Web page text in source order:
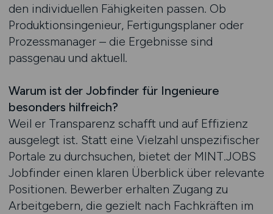
den individuellen Fähigkeiten passen. Ob
Produktionsingenieur, Fertigungsplaner oder
Prozessmanager – die Ergebnisse sind
passgenau und aktuell.
Warum ist der Jobfinder für Ingenieure
besonders hilfreich?
Weil er Transparenz schafft und auf Effizienz
ausgelegt ist. Statt eine Vielzahl unspezifischer
Portale zu durchsuchen, bietet der MINT.JOBS
Jobfinder einen klaren Überblick über relevante
Positionen. Bewerber erhalten Zugang zu
Arbeitgebern, die gezielt nach Fachkräften im